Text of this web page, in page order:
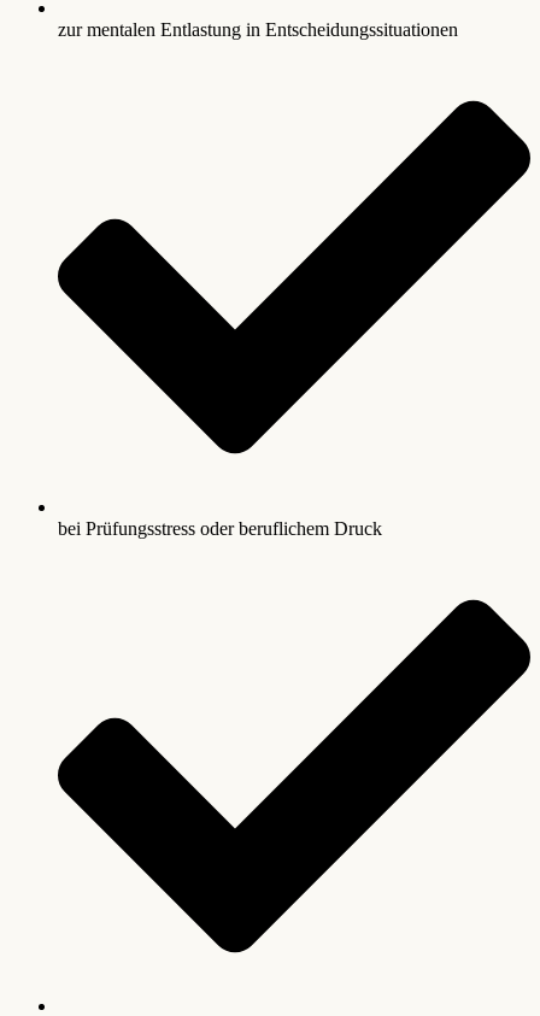
zur mentalen Entlastung in Entscheidungssituationen
bei Prüfungsstress oder beruflichem Druck